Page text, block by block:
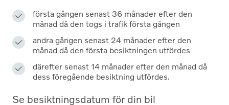
första gången senast 36 månader efter den
månad då den togs i trafik första gången
andra gången senast 24 månader efter den
månad då den första besiktningen utfördes
därefter senast 14 månader efter den månad då
dess föregående besiktning utfördes.
Se besiktnings­datum för din bil